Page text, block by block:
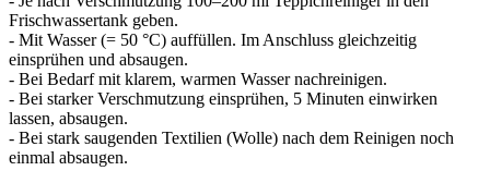
Frischwassertank geben.
- Mit Wasser (= 50 °C) auffüllen. Im Anschluss gleichzeitig
einsprühen und absaugen.
- Bei Bedarf mit klarem, warmen Wasser nachreinigen.
- Bei starker Verschmutzung einsprühen, 5 Minuten einwirken
lassen, absaugen.
- Bei stark saugenden Textilien (Wolle) nach dem Reinigen noch
einmal absaugen.